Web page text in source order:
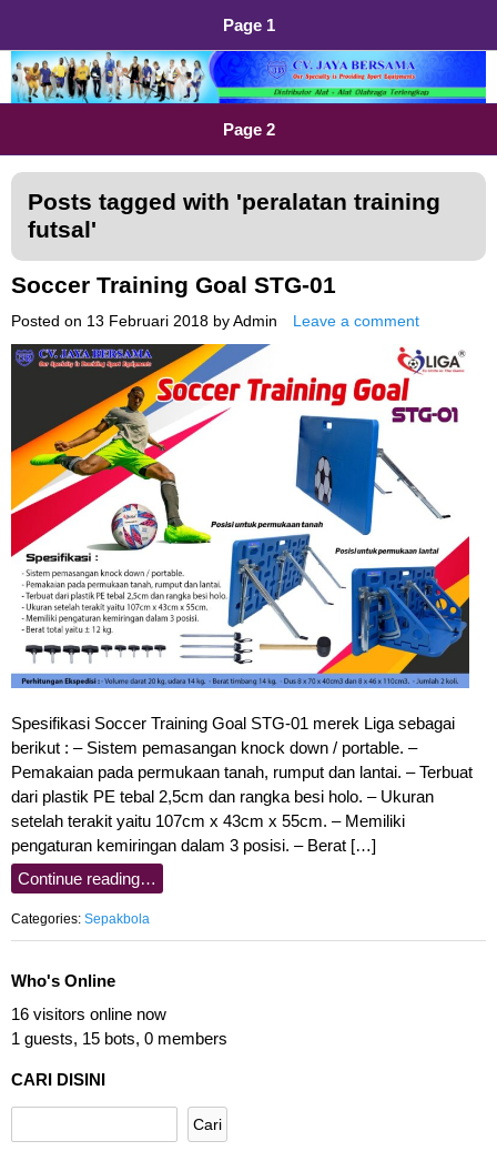
Page 1
Distributor Alat Olahraga
Jual Alat Olahraga Murah, Lengkap dan Berkualitas
Page 2
Posts tagged with 'peralatan training
futsal'
Soccer Training Goal STG-01
Posted on 13 Februari 2018 by Admin Leave a comment
Spesifikasi Soccer Training Goal STG-01 merek Liga sebagai
berikut : – Sistem pemasangan knock down / portable. –
Pemakaian pada permukaan tanah, rumput dan lantai. – Terbuat
dari plastik PE tebal 2,5cm dan rangka besi holo. – Ukuran
setelah terakit yaitu 107cm x 43cm x 55cm. – Memiliki
pengaturan kemiringan dalam 3 posisi. – Berat […]
Continue reading…
Categories: Sepakbola
Who's Online
16 visitors online now
1 guests, 15 bots, 0 members
CARI DISINI